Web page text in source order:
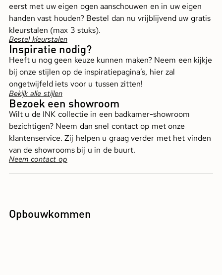
eerst met uw eigen ogen aanschouwen en in uw eigen
handen vast houden? Bestel dan nu vrijblijvend uw gratis
kleurstalen (max 3 stuks).
Bestel kleurstalen
Inspiratie nodig?
Heeft u nog geen keuze kunnen maken? Neem een kijkje
bij onze stijlen op de inspiratiepagina’s, hier zal
ongetwijfeld iets voor u tussen zitten!
Bekijk alle stijlen
Bezoek een showroom
Wilt u de INK collectie in een badkamer-showroom
bezichtigen? Neem dan snel contact op met onze
klantenservice. Zij helpen u graag verder met het vinden
van de showrooms bij u in de buurt.
Neem contact op
Opbouwkommen